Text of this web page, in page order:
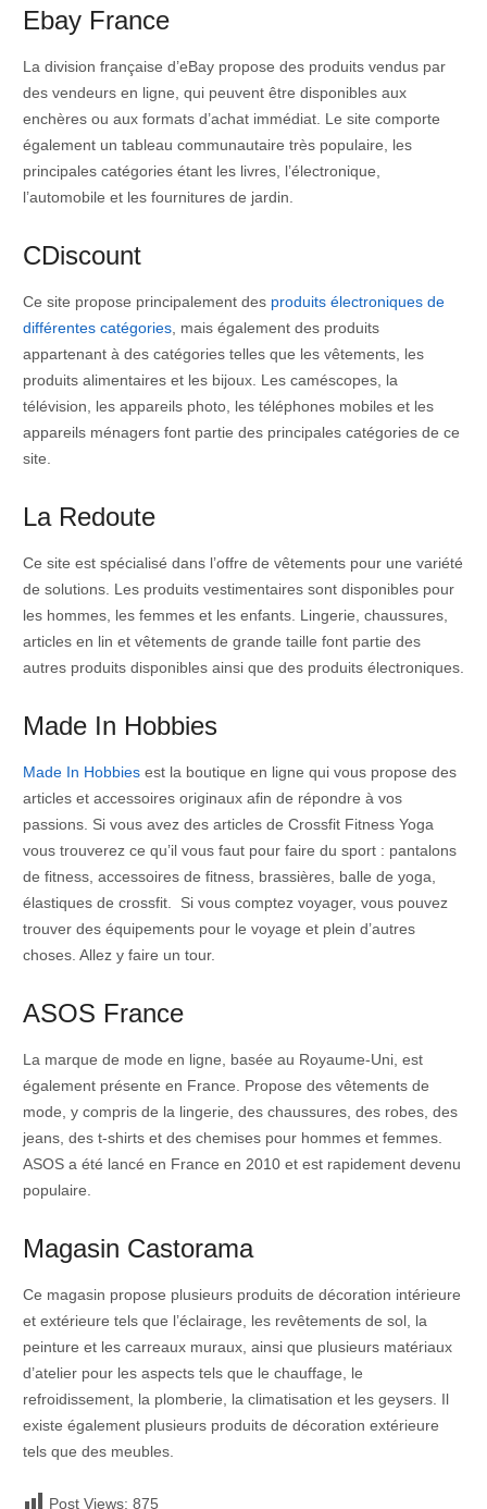
Ebay France
La division française d’eBay propose des produits vendus par
des vendeurs en ligne, qui peuvent être disponibles aux
enchères ou aux formats d’achat immédiat. Le site comporte
également un tableau communautaire très populaire, les
principales catégories étant les livres, l’électronique,
l’automobile et les fournitures de jardin.
CDiscount
Ce site propose principalement des produits électroniques de
différentes catégories, mais également des produits
appartenant à des catégories telles que les vêtements, les
produits alimentaires et les bijoux. Les caméscopes, la
télévision, les appareils photo, les téléphones mobiles et les
appareils ménagers font partie des principales catégories de ce
site.
La Redoute
Ce site est spécialisé dans l’offre de vêtements pour une variété
de solutions. Les produits vestimentaires sont disponibles pour
les hommes, les femmes et les enfants. Lingerie, chaussures,
articles en lin et vêtements de grande taille font partie des
autres produits disponibles ainsi que des produits électroniques.
Made In Hobbies
Made In Hobbiesest la boutique en ligne qui vous propose des
articles et accessoires originaux afin de répondre à vos
passions. Si vous avez des articles de Crossfit Fitness Yoga
vous trouverez ce qu’il vous faut pour faire du sport : pantalons
de fitness, accessoires de fitness, brassières, balle de yoga,
élastiques de crossfit. Si vous comptez voyager, vous pouvez
trouver des équipements pour le voyage et plein d’autres
choses. Allez y faire un tour.
ASOS France
La marque de mode en ligne, basée au Royaume-Uni, est
également présente en France. Propose des vêtements de
mode, y compris de la lingerie, des chaussures, des robes, des
jeans, des t-shirts et des chemises pour hommes et femmes.
ASOS a été lancé en France en 2010 et est rapidement devenu
populaire.
Magasin Castorama
Ce magasin propose plusieurs produits de décoration intérieure
et extérieure tels que l’éclairage, les revêtements de sol, la
peinture et les carreaux muraux, ainsi que plusieurs matériaux
d’atelier pour les aspects tels que le chauffage, le
refroidissement, la plomberie, la climatisation et les geysers. Il
existe également plusieurs produits de décoration extérieure
tels que des meubles.
Post Views: 875